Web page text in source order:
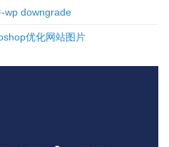
wp downgrade
优化网站图片